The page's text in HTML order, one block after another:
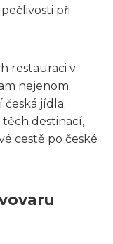
při
restauraci v
nejenom
česká jídla.
destinací,
cestě po české